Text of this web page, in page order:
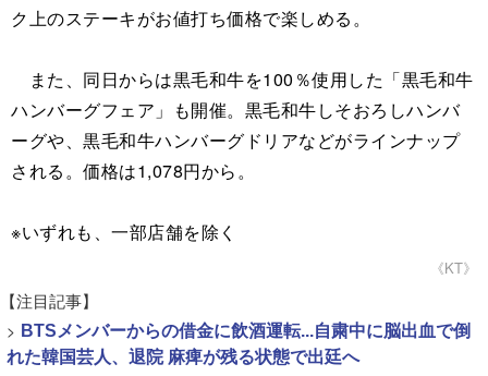
ク上のステーキがお値打ち価格で楽しめる。
また、同日からは黒毛和牛を100％使用した「黒毛和牛
ハンバーグフェア」も開催。黒毛和牛しそおろしハンバ
ーグや、黒毛和牛ハンバーグドリアなどがラインナップ
される。価格は1,078円から。
※いずれも、一部店舗を除く
《KT》
【注目記事】
> BTSメンバーからの借金に飲酒運転...自粛中に脳出血で倒
れた韓国芸人、退院 麻痺が残る状態で出廷へ